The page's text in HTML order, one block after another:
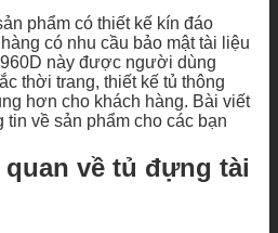
phẩm có thiết kế kín đáo
có nhu cầu bảo mật tài liệu
này được người dùng
thời trang, thiết kế tủ thông
hơn cho khách hàng. Bài viết
về sản phẩm cho các bạn
về tủ đựng tài